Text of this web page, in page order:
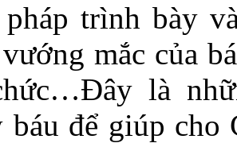
trình bày
mắc của
là
báu để giúp